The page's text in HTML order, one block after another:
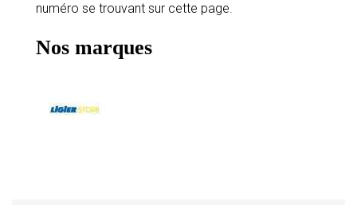
numéro se trouvant sur cette page.
Nos marques